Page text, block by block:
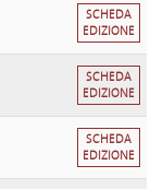
SCHEDA
EDIZIONE
SCHEDA
EDIZIONE
SCHEDA
EDIZIONE